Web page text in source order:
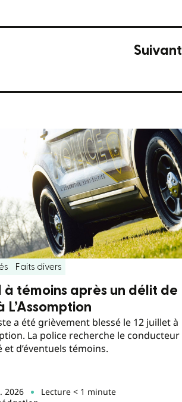
Suivant
Faits divers
à témoins après un délit de
L’Assomption
a été grièvement blessé le 12 juillet à
La police recherche le conducteur
et d’éventuels témoins.
2026 Lecture < 1 minute